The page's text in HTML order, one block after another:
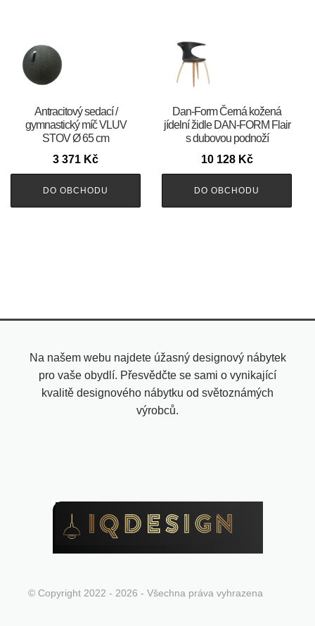
Antracitový sedací /
gymnastický míč VLUV
STOV Ø 65 cm
3 371 Kč
DO OBCHODU
​​​​​Dan-Form Černá kožená
jídelní židle DAN-FORM Flair
s dubovou podnoží
10 128 Kč
DO OBCHODU
Na našem webu najdete úžasný designový nábytek
pro vaše obydlí. Přesvědčte se sami o vynikající
kvalitě designového nábytku od světoznámých
výrobců.
© Copyright 2022 - 2026 - Všechna práva vyhrazena